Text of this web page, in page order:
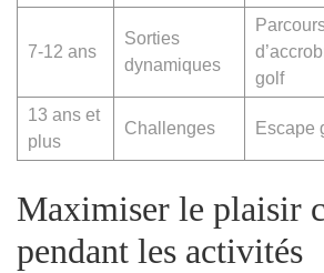
7-12 ans
Sorties
dynamiques
golf
13 ans et
plus
Challenges Escape
Maximiser le plaisir
pendant les activités